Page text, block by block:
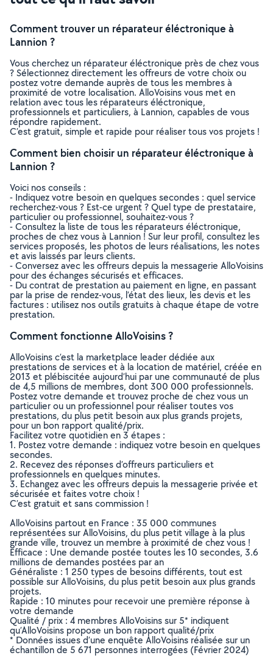
Comment trouver un réparateur éléctronique à
Lannion ?
Vous cherchez un réparateur éléctronique près de chez vous
? Sélectionnez directement les offreurs de votre choix ou
postez votre demande auprès de tous les membres à
proximité de votre localisation. AlloVoisins vous met en
relation avec tous les réparateurs éléctronique,
professionnels et particuliers, à Lannion, capables de vous
répondre rapidement.
C’est gratuit, simple et rapide pour réaliser tous vos projets !
Comment bien choisir un réparateur éléctronique à
Lannion ?
Voici nos conseils :
- Indiquez votre besoin en quelques secondes : quel service
recherchez-vous ? Est-ce urgent ? Quel type de prestataire,
particulier ou professionnel, souhaitez-vous ?
- Consultez la liste de tous les réparateurs éléctronique,
proches de chez vous à Lannion ! Sur leur profil, consultez les
services proposés, les photos de leurs réalisations, les notes
et avis laissés par leurs clients.
- Conversez avec les offreurs depuis la messagerie AlloVoisins
pour des échanges sécurisés et efficaces.
- Du contrat de prestation au paiement en ligne, en passant
par la prise de rendez-vous, l’état des lieux, les devis et les
factures : utilisez nos outils gratuits à chaque étape de votre
prestation.
Comment fonctionne AlloVoisins ?
AlloVoisins c’est la marketplace leader dédiée aux
prestations de services et à la location de matériel, créée en
2013 et plébiscitée aujourd’hui par une communauté de plus
de 4,5 millions de membres, dont 300 000 professionnels.
Postez votre demande et trouvez proche de chez vous un
particulier ou un professionnel pour réaliser toutes vos
prestations, du plus petit besoin aux plus grands projets,
pour un bon rapport qualité/prix.
Facilitez votre quotidien en 3 étapes :
1. Postez votre demande : indiquez votre besoin en quelques
secondes.
2. Recevez des réponses d’offreurs particuliers et
professionnels en quelques minutes.
3. Echangez avec les offreurs depuis la messagerie privée et
sécurisée et faites votre choix !
C’est gratuit et sans commission !
AlloVoisins partout en France : 35 000 communes
représentées sur AlloVoisins, du plus petit village à la plus
grande ville, trouvez un membre à proximité de chez vous !
Efficace : Une demande postée toutes les 10 secondes, 3.6
millions de demandes postées par an
Généraliste : 1 250 types de besoins différents, tout est
possible sur AlloVoisins, du plus petit besoin aux plus grands
projets.
Rapide : 10 minutes pour recevoir une première réponse à
votre demande
Qualité / prix : 4 membres AlloVoisins sur 5* indiquent
qu’AlloVoisins propose un bon rapport qualité/prix
* Données issues d’une enquête AlloVoisins réalisée sur un
échantillon de 5 671 personnes interrogées (Février 2024)